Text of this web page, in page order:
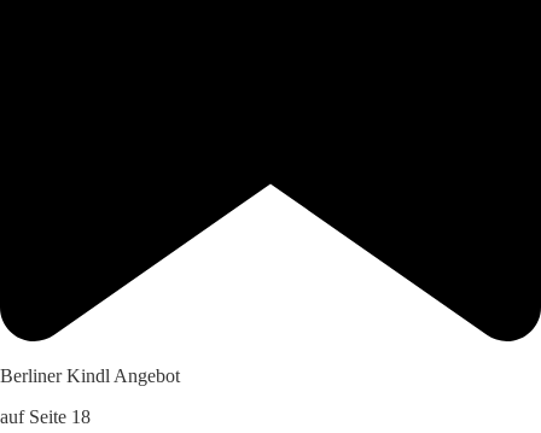
Berliner Kindl Angebot
auf Seite 18